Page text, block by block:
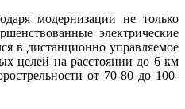
модернизации не только
электрические
в дистанционно управляемое
целей на расстоянии до 6 км
от 70-80 до 100-